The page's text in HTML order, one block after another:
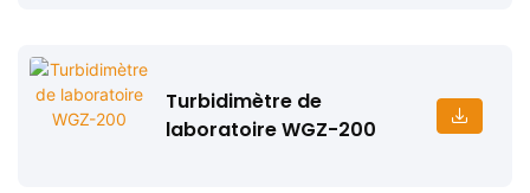
Turbidimètre de
laboratoire WGZ-200